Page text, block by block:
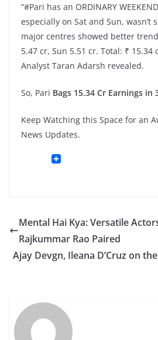
“#Pari has an ORDINARY
especially on Sat and Sun, wasn’t
major centres showed better
5.47 cr, Sun 5.51 cr. Total: ₹ 15.34
Analyst Taran Adarsh revealed.
So, Pari Bags 15.34 Cr Earnings in
Keep Watching this Space for an
News Updates.
Mental Hai Kya: Versatile
Rajkummar Rao Paired
Ajay Devgn, Ileana D’Cruz on